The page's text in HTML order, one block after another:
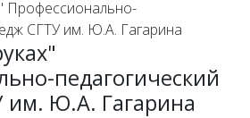
педагогический
им. Ю.А. Гагарина